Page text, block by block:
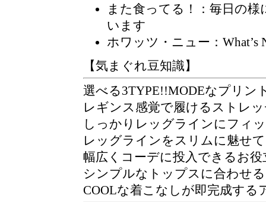
また食ってる！
：毎日の
います
ホワッツ・ニュー：What’s
【気まぐれ豆知識】
選べる3TYPE!!MODEなプリン
レギンス感覚で履けるストレ
しっかりレッグラインにフィ
レッグラインをスリムに魅せ
幅広くコーデに投入できるお
シンプルなトップスに合わせ
COOLな着こなしが即完成する